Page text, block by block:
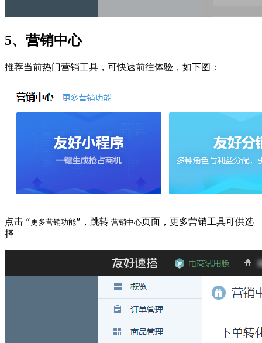
5、营销中心
推荐当前热门营销工具，可快速前往体验，如下图：
点击 “更多营销功能” ，跳转 营销中心页面，更多营销工具可供选
择